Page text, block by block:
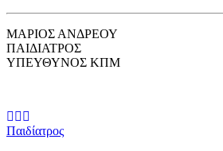
ΜΑΡΙΟΣ ΑΝΔΡΕΟΥ
ΠΑΙΔΙΑΤΡΟΣ
ΥΠΕΥΘΥΝΟΣ ΚΠΜ
Παιδίατρος